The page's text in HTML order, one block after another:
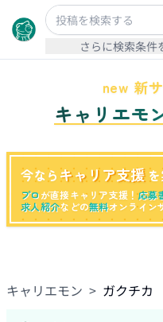
さらに検索条件
new 新
キャリエモ
今なら キャリア支援
プロが直接キャリア支援！応募
求人紹介などの無料オンライン
キャリエモン > ガクチカ